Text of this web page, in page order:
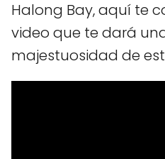
Halong Bay, aquí te
video que te dará
majestuosidad de